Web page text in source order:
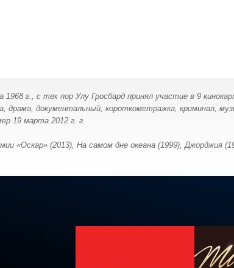
г., с тех пор Улу Гросбард принял участие в 9
документальный, короткометражка, криминал,
19 марта 2012 г. г.
«Оскар» (2013), На самом дне океана (1999), Джорджия